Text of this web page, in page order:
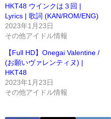
HKT48 ウインクは３回 |
Lyrics | 歌詞 (KAN/ROM/ENG)
2023年1月23日
その他アイドル情報
【Full HD】Onegai Valentine /
(お願いヴァレンティヌ) |
HKT48
2023年1月23日
その他アイドル情報